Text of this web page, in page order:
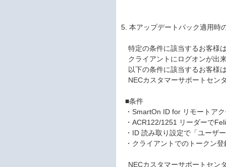
5. 本アップデートパック適用時
特定の条件に該当するお客様
クライアントにログオンが出
以下の条件に該当するお客様
NECカスタマーサポートセン
■条件
・SmartOn ID for リモートア
・ACR122/1251 リーダーで
・ID 読み取り設定で「ユーザ
・クライアントでのトークン登
NECカスタマーサポートセン